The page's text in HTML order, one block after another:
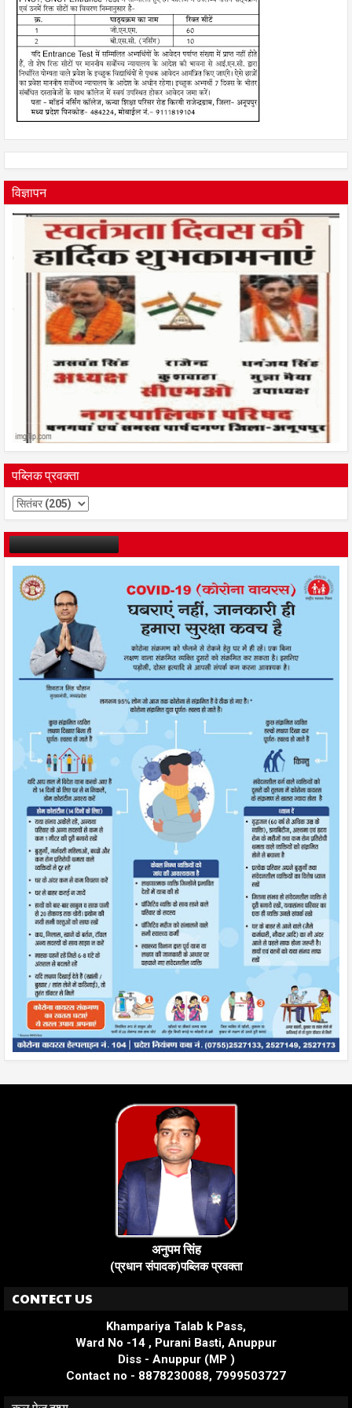
विज्ञापन
पब्लिक प्रवक्ता
अनुपम सिंह
(प्रधान संपादक)पब्लिक प्रवक्ता
CONTECT US
Khampariya Talab k Pass,
Ward No -14 , Purani Basti, Anuppur
Diss - Anuppur (MP )
Contact no - 8878230088, 7999503727